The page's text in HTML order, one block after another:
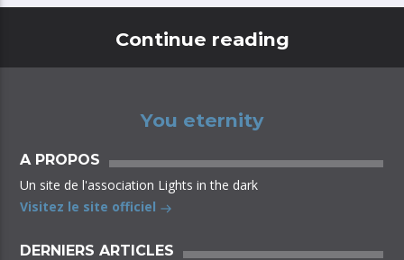
Continue reading
You eternity
A PROPOS
Un site de l'association Lights in the dark
Visitez le site officiel
DERNIERS ARTICLES